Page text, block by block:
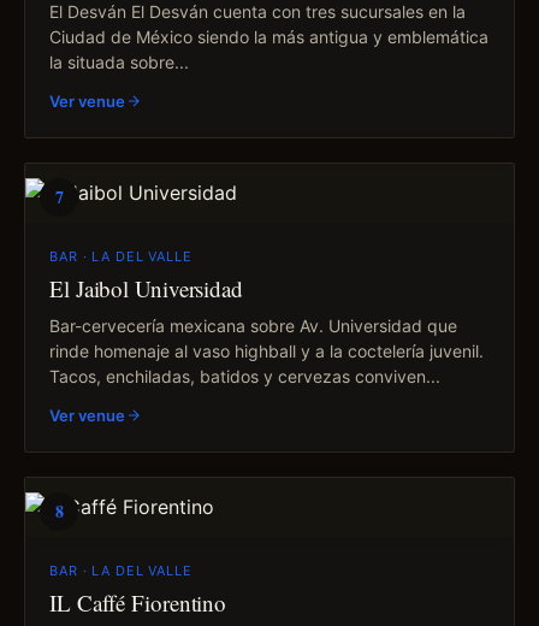
El Desván El Desván cuenta con tres sucursales en la
Ciudad de México siendo la más antigua y emblemática
la situada sobre...
Ver venue
7
BAR · LA DEL VALLE
El Jaibol Universidad
Bar-cervecería mexicana sobre Av. Universidad que
rinde homenaje al vaso highball y a la coctelería juvenil.
Tacos, enchiladas, batidos y cervezas conviven...
Ver venue
8
BAR · LA DEL VALLE
IL Caffé Fiorentino